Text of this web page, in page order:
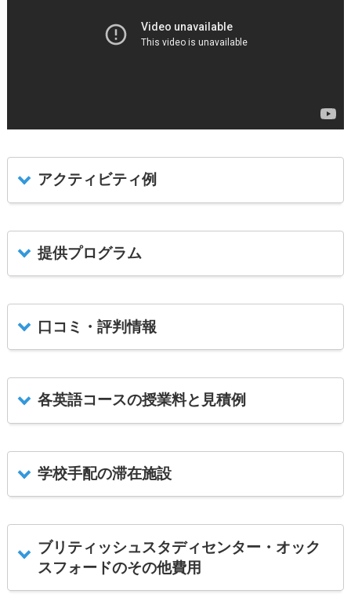
アクティビティ例
提供プログラム
口コミ・評判情報
各英語コースの授業料と見積例
学校手配の滞在施設
ブリティッシュスタディセンター・オック
スフォードのその他費用